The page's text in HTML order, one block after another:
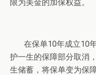
限为美金的加保权益。
在保单10年成立10年
护一生的保障部分取消
生储蓄，将保单变为保